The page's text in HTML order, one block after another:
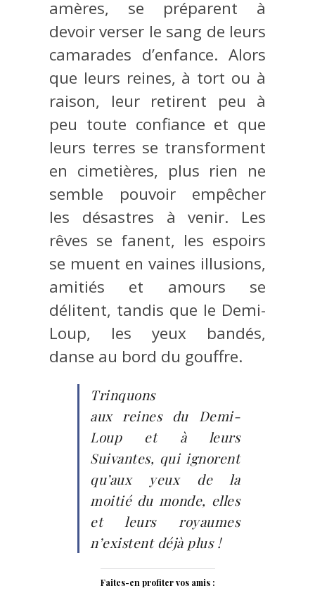
amères, se préparent à
devoir verser le sang de leurs
camarades d’enfance. Alors
que leurs reines, à tort ou à
raison, leur retirent peu à
peu toute confiance et que
leurs terres se transforment
en cimetières, plus rien ne
semble pouvoir empêcher
les désastres à venir. Les
rêves se fanent, les espoirs
se muent en vaines illusions,
amitiés et amours se
délitent, tandis que le Demi-
Loup, les yeux bandés,
danse au bord du gouffre.
Trinquons
aux reines du Demi-
Loup et à leurs
Suivantes, qui ignorent
qu’aux yeux de la
moitié du monde, elles
et leurs royaumes
n’existent déjà plus !
Faites-en profiter vos amis :